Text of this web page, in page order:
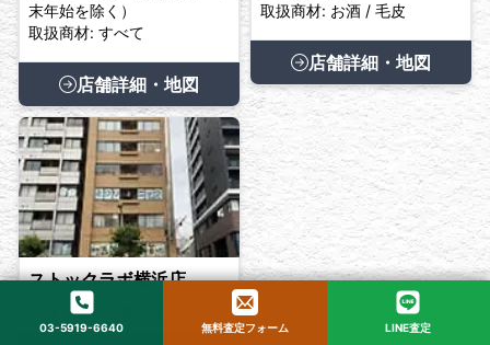
末年始を除く）
取扱商材: すべて
店舗詳細・地図
取扱商材: お酒 / 毛皮
店舗詳細・地図
ストックラボ横浜店
現在、臨時休業中です。
03-5919-6640 無料査定フォーム LINE査定